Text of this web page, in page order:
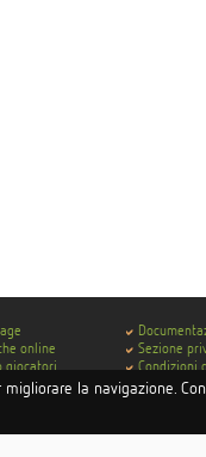
la navigazione.
online
giocatori
hotel e istituti
circoli
Sezione
Condizioni
Contatti